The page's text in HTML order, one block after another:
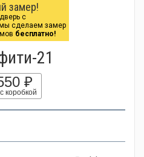
замер!
с
сделаем замер
бесплатно!
21
₽
коробкой